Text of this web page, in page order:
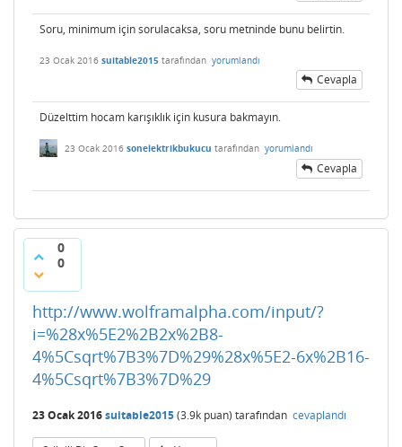
Soru, minimum için sorulacaksa, soru metninde bunu belirtin.
23 Ocak 2016 suitable2015 tarafından yorumlandı
Cevapla
Düzelttim hocam karışıklık için kusura bakmayın.
23 Ocak 2016 sonelektrikbukucu tarafından yorumlandı
Cevapla
0
0
http://www.wolframalpha.com/input/?
i=%28x%5E2%2B2x%2B8-
4%5Csqrt%7B3%7D%29%28x%5E2-6x%2B16-
4%5Csqrt%7B3%7D%29
23 Ocak 2016suitable2015(3.9k puan) tarafından cevaplandı